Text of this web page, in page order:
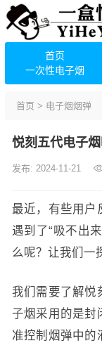
首页
一次性电子烟
首页 > 电子烟烟弹
悦刻五代电子
发布: 2024-11-21
最近，有些用户
遇到了“吸不出
么呢？让我们一
我们需要了解悦
子烟采用的是封
准控制烟弹中的